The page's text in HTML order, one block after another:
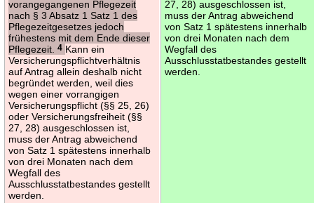
vorangegangenen Pflegezeit
nach § 3 Absatz 1 Satz 1 des
Pflegezeitgesetzes jedoch
frühestens mit dem Ende dieser
Pflegezeit.4 Kann ein
Versicherungspflichtverhältnis
auf Antrag allein deshalb nicht
begründet werden, weil dies
wegen einer vorrangigen
Versicherungspflicht (§§ 25, 26)
oder Versicherungsfreiheit (§§
27, 28) ausgeschlossen ist,
muss der Antrag abweichend
von Satz 1 spätestens innerhalb
von drei Monaten nach dem
Wegfall des
Ausschlusstatbestandes gestellt
werden.
27, 28) ausgeschlossen ist,
muss der Antrag abweichend
von Satz 1 spätestens innerhalb
von drei Monaten nach dem
Wegfall des
Ausschlusstatbestandes gestellt
werden.